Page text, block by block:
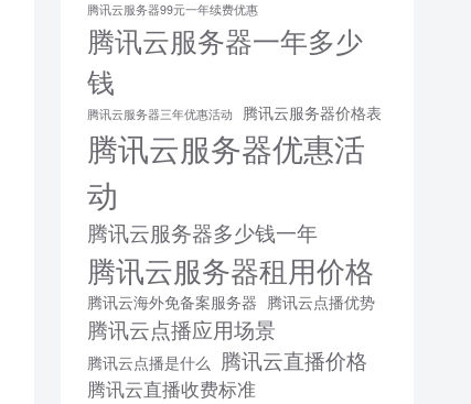
腾讯云服务器99元一年续费优惠
腾讯云服务器一年多少
钱
腾讯云服务器三年优惠活动 腾讯云服务器价格表
腾讯云服务器优惠活
动
腾讯云服务器多少钱一年
腾讯云服务器租用价格
腾讯云海外免备案服务器 腾讯云点播优势
腾讯云点播应用场景
腾讯云点播是什么 腾讯云直播价格
腾讯云直播收费标准